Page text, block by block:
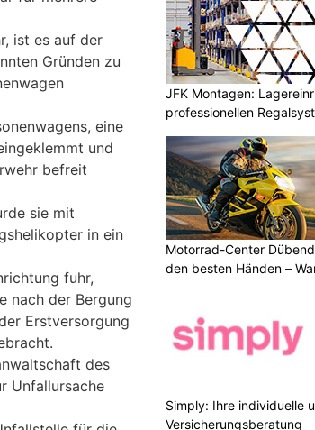
ist es auf der
Gründen zu
eine
und
befreit
sie mit
in ein
fuhr,
nach der Bergung
Erstversorgung
des
Unfallursache
JFK Montagen:
professionellen
Motorrad-Center
den besten Händen –
Simply: Ihre individuelle
Versicherungsberatung